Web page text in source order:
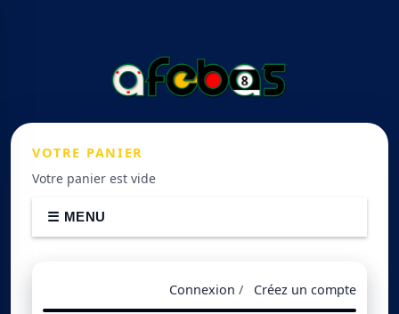
VOTRE PANIER
Votre panier est vide
☰ MENU
Connexion / Créez un compte